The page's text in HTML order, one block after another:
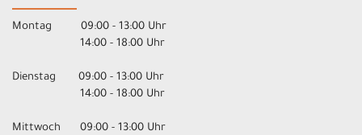
Montag 09:00 - 13:00 Uhr
14:00 - 18:00 Uhr
Dienstag 09:00 - 13:00 Uhr
14:00 - 18:00 Uhr
Mittwoch 09:00 - 13:00 Uhr